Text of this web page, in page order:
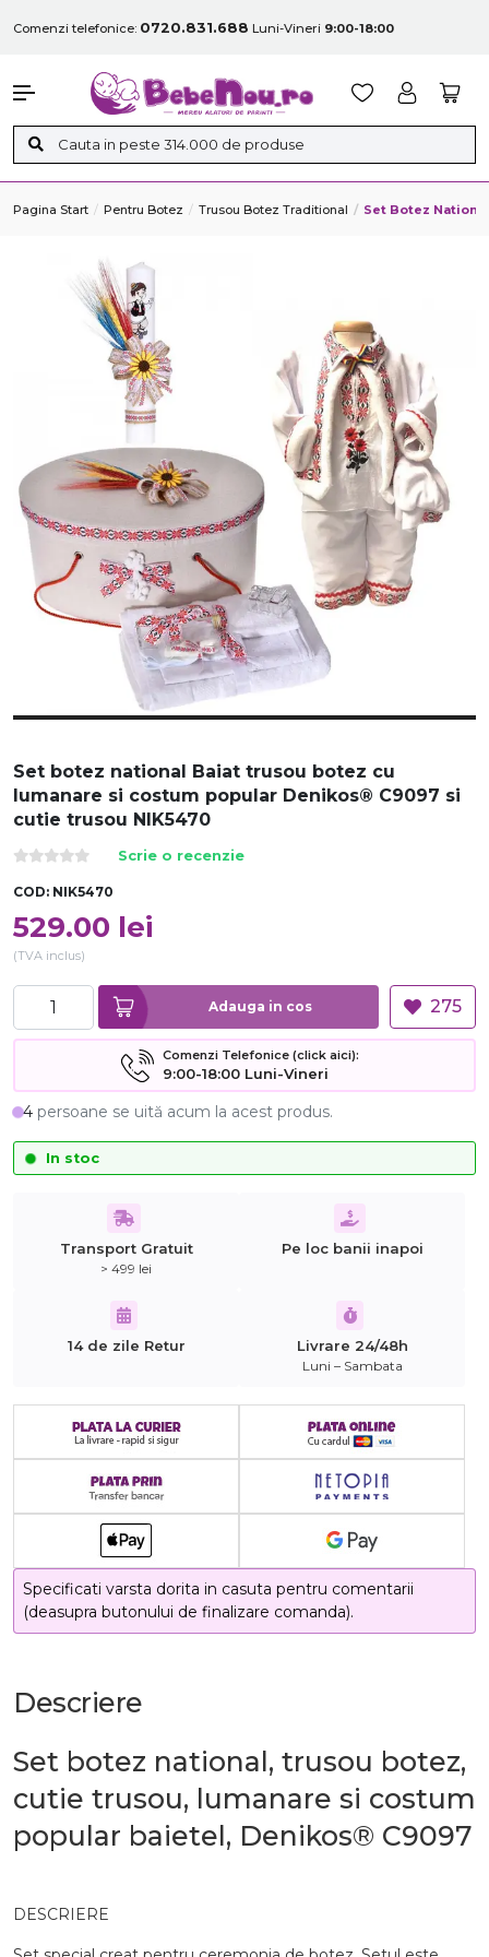
Comenzi telefonice: 0720.831.688 Luni-Vineri 9:00-18:00
Pagina Start Pentru Botez Trusou Botez Traditional Set Botez
Set botez national Baiat trusou botez cu
lumanare si costum popular Denikos® C9097 si
cutie trusou NIK5470
Scrie o recenzie
COD: NIK5470
529.00 lei
(TVA inclus)
Adauga in cos 275
Comenzi Telefonice (click aici):
9:00-18:00 Luni-Vineri
4 persoane se uită acum la acest produs.
In stoc
Transport Gratuit
> 499 lei
Pe loc banii inapoi
14 de zile Retur Livrare 24/48h
Luni – Sambata
Specificati varsta dorita in casuta pentru comentarii
(deasupra butonului de finalizare comanda).
Descriere
Set botez national, trusou botez,
cutie trusou, lumanare si costum
popular baietel, Denikos® C9097
DESCRIERE